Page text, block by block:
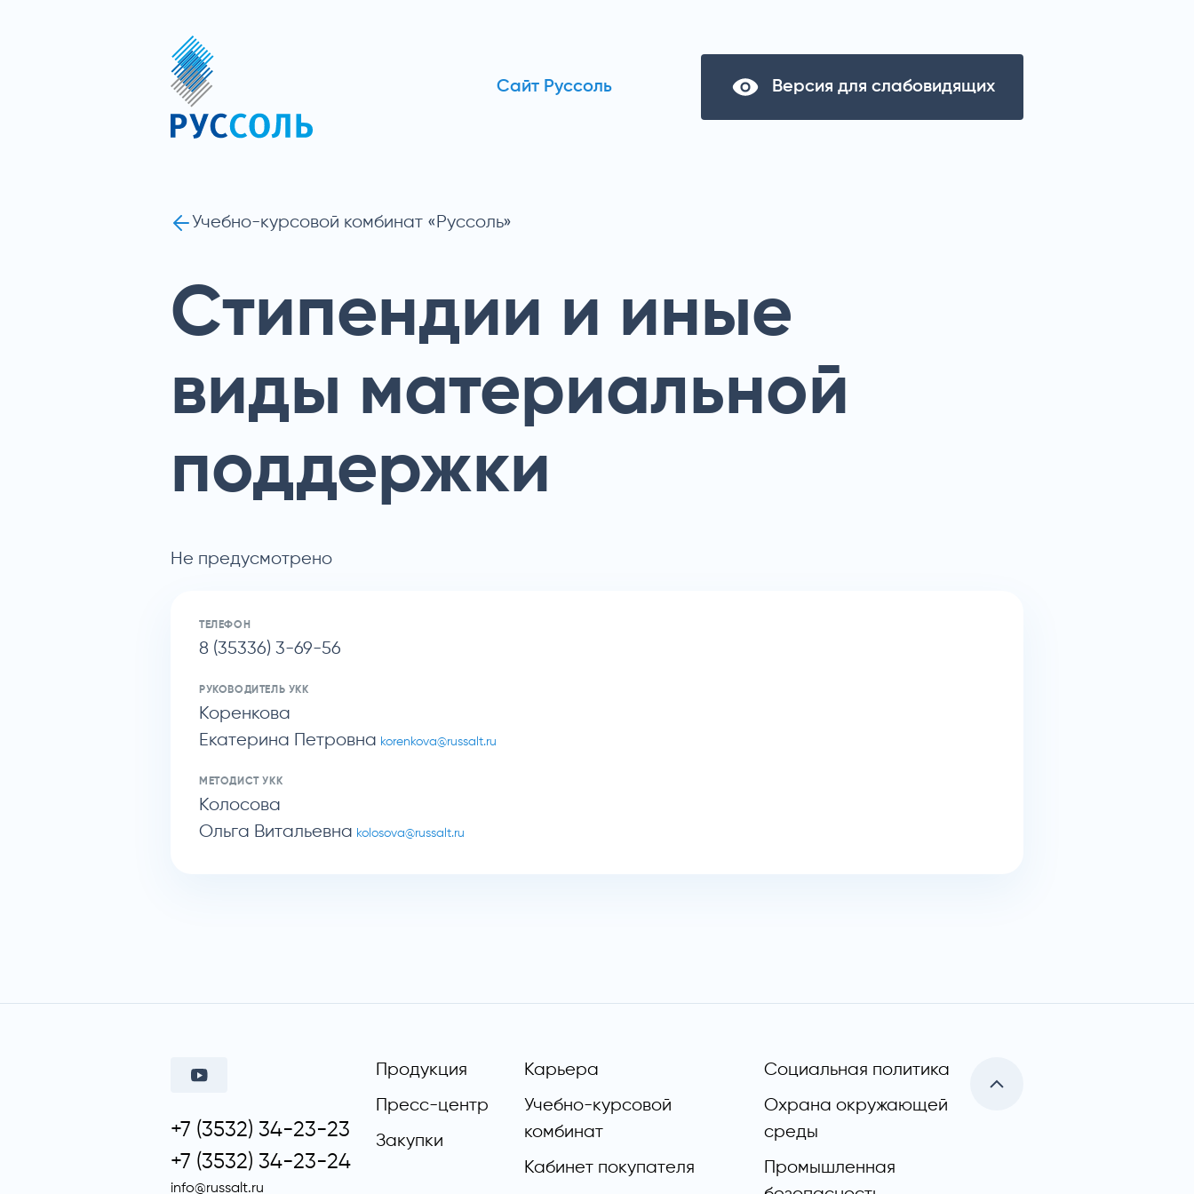
Сайт Руссоль Версия для слабовидящих
Учебно-курсовой комбинат «Руссоль»
Стипендии и иные
виды материальной
поддержки
Не предусмотрено
ТЕЛЕФОН
8 (35336) 3-69-56
РУКОВОДИТЕЛЬ УКК
Коренкова
Екатерина Петровна korenkova@russalt.ru
МЕТОДИСТ УКК
Колосова
Ольга Витальевна kolosova@russalt.ru
+7 (3532) 34-23-23
+7 (3532) 34-23-24
info@russalt.ru
Продукция
Пресс-центр
Закупки
Карьера
Учебно-курсовой
комбинат
Кабинет покупателя
Социальная политика
Охрана окружающей
среды
Промышленная